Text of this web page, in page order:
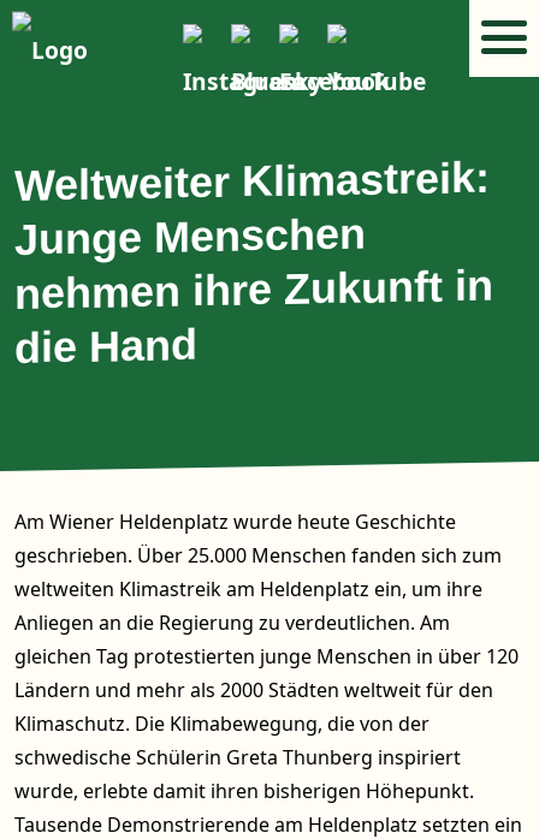
Weltweiter Klimastreik:
Junge Menschen
nehmen ihre Zukunft in
die Hand
Am Wiener Heldenplatz wurde heute Geschichte
geschrieben. Über 25.000 Menschen fanden sich zum
weltweiten Klimastreik am Heldenplatz ein, um ihre
Anliegen an die Regierung zu verdeutlichen. Am
gleichen Tag protestierten junge Menschen in über 120
Ländern und mehr als 2000 Städten weltweit für den
Klimaschutz. Die Klimabewegung, die von der
schwedische Schülerin Greta Thunberg inspiriert
wurde, erlebte damit ihren bisherigen Höhepunkt.
Tausende Demonstrierende am Heldenplatz setzten ein